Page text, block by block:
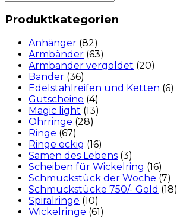
Produktkategorien
Anhänger (82)
Armbänder (63)
Armbänder vergoldet (20)
Bänder (36)
Edelstahlreifen und Ketten (6)
Gutscheine (4)
Magic light (13)
Ohrringe (28)
Ringe (67)
Ringe eckig (16)
Samen des Lebens (3)
Scheiben für Wickelring (16)
Schmuckstück der Woche (7)
Schmuckstücke 750/- Gold (18)
Spiralringe (10)
Wickelringe (61)